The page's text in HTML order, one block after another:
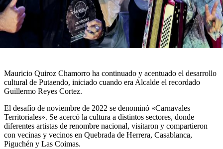
Mauricio Quiroz Chamorro ha continuado y acentuado el desarrollo
cultural de Putaendo, iniciado cuando era Alcalde el recordado
Guillermo Reyes Cortez.
El desafío de noviembre de 2022 se denominó «Carnavales
Territoriales». Se acercó la cultura a distintos sectores, donde
diferentes artistas de renombre nacional, visitaron y compartieron
con vecinas y vecinos en Quebrada de Herrera, Casablanca,
Piguchén y Las Coimas.